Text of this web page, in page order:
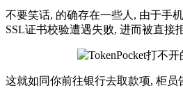
不要笑话, 的确存在一些人, 由于手
SSL证书校验遭遇失败, 进而被直接
这就如同你前往银行去取款项, 柜员